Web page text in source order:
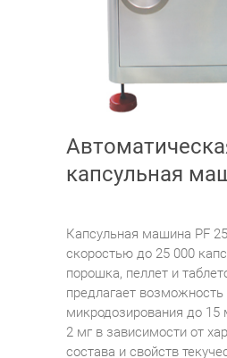
капсульная
Капсульная машина PF
скоростью до 25 000
порошка, пеллет и
предлагает возможность
микродозирования до 15
2 мг в зависимости от
состава и свойств